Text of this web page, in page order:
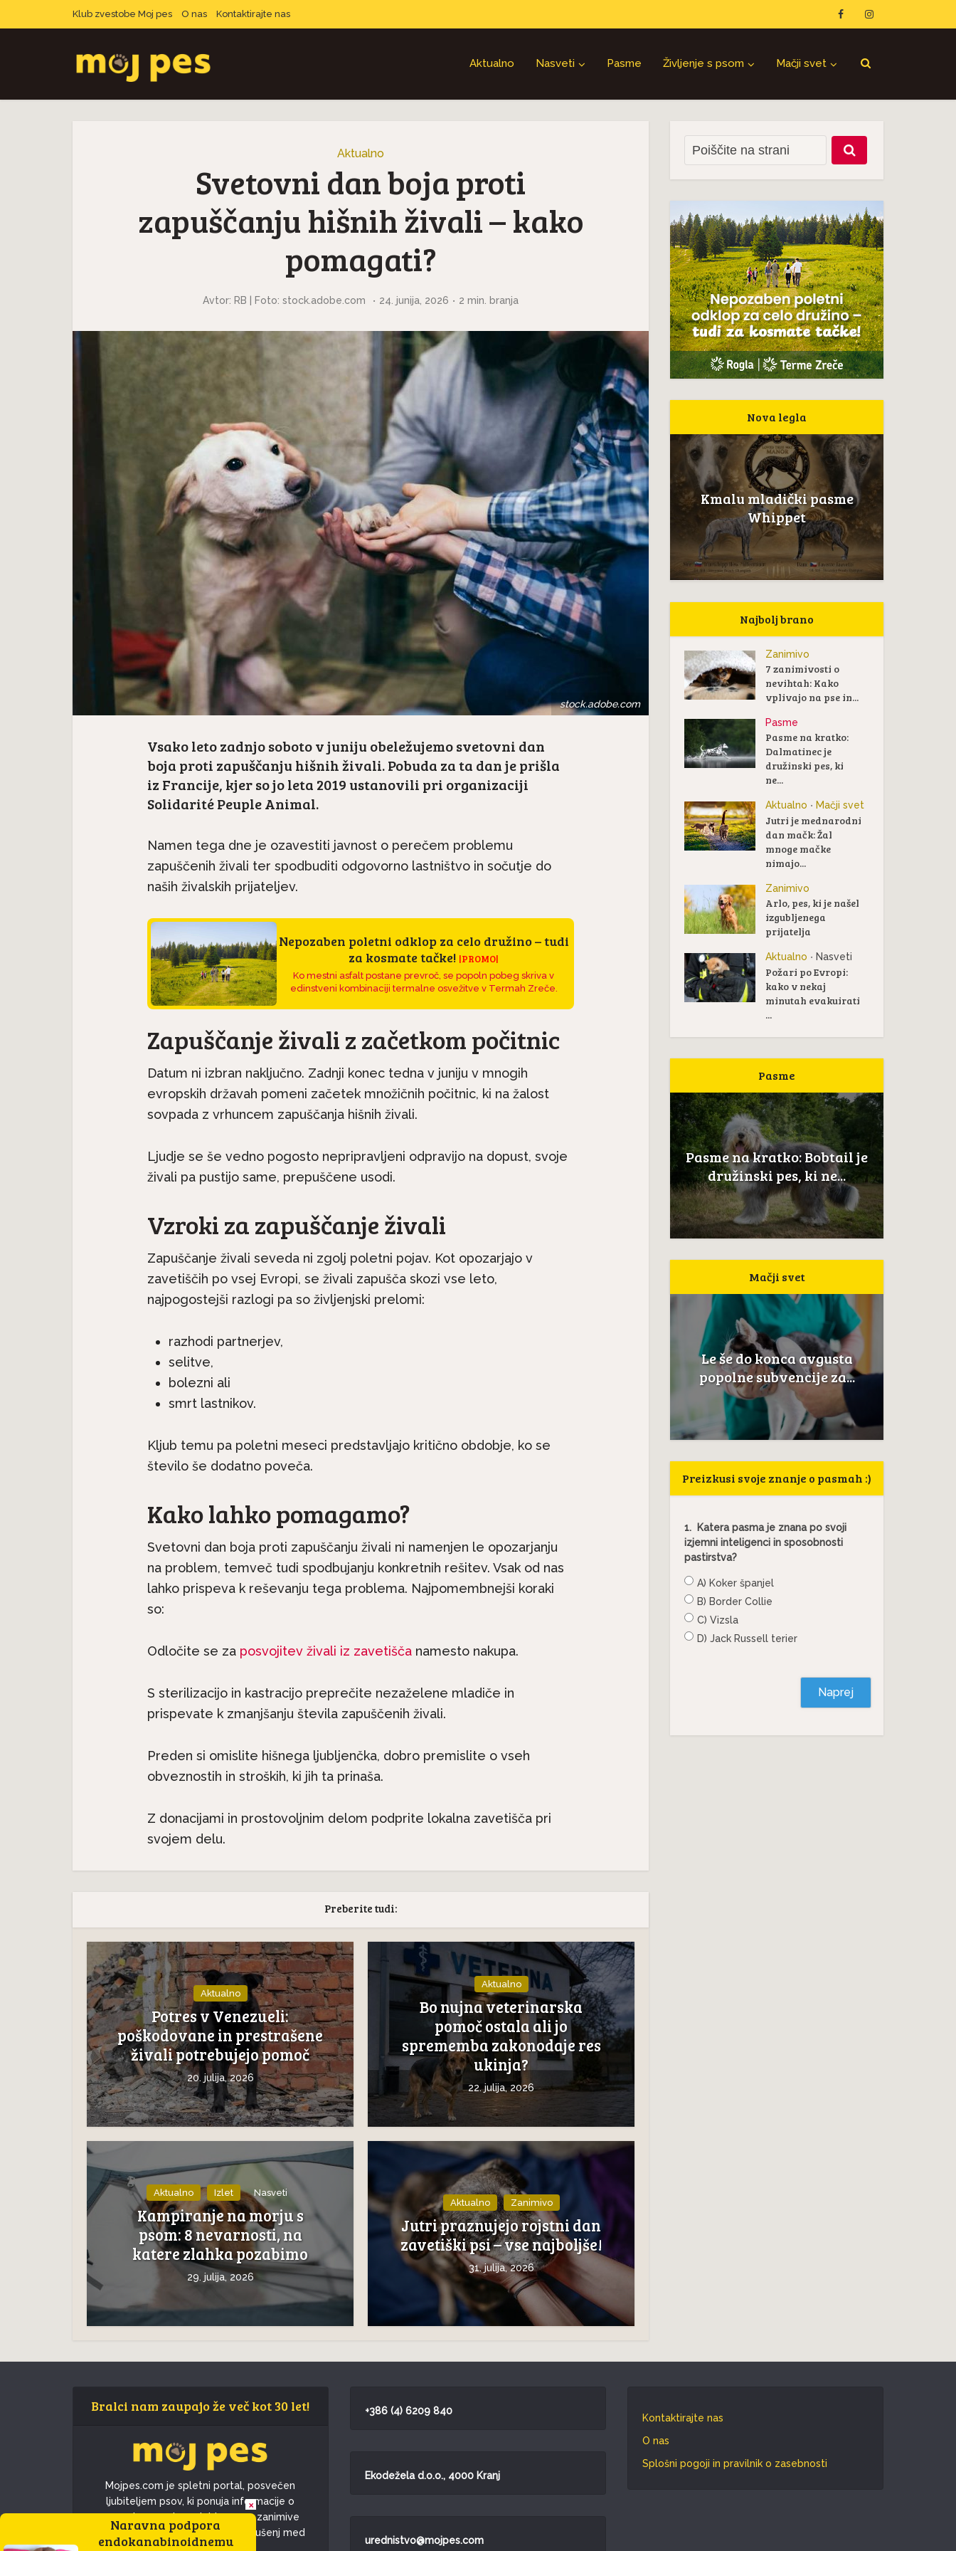
Klub zvestobe Moj pes O nas Kontaktirajte nas
Aktualno Nasveti Pasme Življenje s psom Mačji svet
Aktualno
Svetovni dan boja proti
zapuščanju hišnih živali – kako
pomagati?
Avtor: RB | Foto: stock.adobe.com 24. junija, 2026 2 min. branja
stock.adobe.com
Vsako leto zadnjo soboto v juniju obeležujemo svetovni dan
boja proti zapuščanju hišnih živali. Pobuda za ta dan je prišla
iz Francije, kjer so jo leta 2019 ustanovili pri organizaciji
Solidarité Peuple Animal.
Namen tega dne je ozavestiti javnost o perečem problemu
zapuščenih živali ter spodbuditi odgovorno lastništvo in sočutje do
naših živalskih prijateljev.
Nepozaben poletni odklop za celo družino – tudi
za kosmate tačke! |PROMO|
Ko mestni asfalt postane prevroč, se popoln pobeg skriva v
edinstveni kombinaciji termalne osvežitve v Termah Zreče.
Zapuščanje živali z začetkom počitnic
Datum ni izbran naključno. Zadnji konec tedna v juniju v mnogih
evropskih državah pomeni začetek množičnih počitnic, ki na žalost
sovpada z vrhuncem zapuščanja hišnih živali.
Ljudje se še vedno pogosto nepripravljeni odpravijo na dopust, svoje
živali pa pustijo same, prepuščene usodi.
Vzroki za zapuščanje živali
Zapuščanje živali seveda ni zgolj poletni pojav. Kot opozarjajo v
zavetiščih po vsej Evropi, se živali zapušča skozi vse leto,
najpogostejši razlogi pa so življenjski prelomi:
razhodi partnerjev,
selitve,
bolezni ali
smrt lastnikov.
Kljub temu pa poletni meseci predstavljajo kritično obdobje, ko se
število še dodatno poveča.
Kako lahko pomagamo?
Svetovni dan boja proti zapuščanju živali ni namenjen le opozarjanju
na problem, temveč tudi spodbujanju konkretnih rešitev. Vsak od nas
lahko prispeva k reševanju tega problema. Najpomembnejši koraki
so:
Odločite se za posvojitev živali iz zavetišča namesto nakupa.
S sterilizacijo in kastracijo preprečite nezaželene mladiče in
prispevate k zmanjšanju števila zapuščenih živali.
Preden si omislite hišnega ljubljenčka, dobro premislite o vseh
obveznostih in stroških, ki jih ta prinaša.
Z donacijami in prostovoljnim delom podprite lokalna zavetišča pri
svojem delu.
Preberite tudi:
Aktualno
Potres v Venezueli:
poškodovane in prestrašene
živali potrebujejo pomoč
20. julija, 2026
Aktualno
Bo nujna veterinarska
pomoč ostala ali jo
sprememba zakonodaje res
ukinja?
22. julija, 2026
Aktualno Izlet Nasveti
Kampiranje na morju s
psom: 8 nevarnosti, na
katere zlahka pozabimo
29. julija, 2026
Aktualno Zanimivo
Jutri praznujejo rojstni dan
zavetiški psi – vse najboljše!
31. julija, 2026
Nova legla
Kmalu mladički pasme
Whippet
Najbolj brano
Zanimivo
7 zanimivosti o
nevihtah: Kako
vplivajo na pse in...
Pasme
Pasme na kratko:
Dalmatinec je
družinski pes, ki
ne...
Aktualno • Mačji svet
Jutri je mednarodni
dan mačk: Žal
mnoge mačke
nimajo...
Zanimivo
Arlo, pes, ki je našel
izgubljenega
prijatelja
Aktualno • Nasveti
Požari po Evropi:
kako v nekaj
minutah evakuirati
...
Pasme
Predstavljamo pasme:
Havanski bišon, majhen...
Pasme na kratko: Irski
seter je družinski pes, ki
ne...
Pasme na kratko: Maltežan
Pasme na kratko: Bobtail je
družinski pes, ki ne...
Mačji svet
Če mačka sope kakor pes –
to ni normalno, ne...
Jutri je mednarodni dan
Le še do konca avgusta
popolne subvencije za...
Preizkusi svoje znanje o pasmah :)
1.
Katera pasma je znana po svoji
izjemni inteligenci in sposobnosti
pastirstva?
A) Koker španjel
B) Border Collie
C) Vizsla
D) Jack Russell terier
Naprej
Bralci nam zaupajo že več kot 30 let!
Mojpes.com je spletni portal, posvečen
ljubiteljem psov, ki ponuja informacije o
pasmah, nasvete o skrbi za pse, zanimive
novice in skupnost za deljenje izkušenj med
lastniki psov.
+386 (4) 6209 840
Ekodežela d.o.o., 4000 Kranj
urednistvo@mojpes.com
Kontaktirajte nas
O nas
Splošni pogoji in pravilnik o zasebnosti
×
Naravna podpora
endokanabinoidnemu